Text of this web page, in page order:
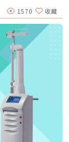
筋膜層。如果埋
可能觸及神經血管
以像建築師一樣精確
，解決蘋果肌與法令
的組織下垂。
消失的下顎線。當
材在吸收的過程
白。這意味著，當線
讓拉提效果具備更長
臉型都是獨一無二
規格（從長達 42.4
更有選擇的權利：
韌的FIX+ 進行固
，能協助鼻頭微
比如嘴角下垂或輕
感更細膩。這樣應
後表情自然度的要
最後，我想對每一
一個人」，而是找
線越多越好」的療
眼皮看似不夠對
到不對稱。主要原
個人都呈現完美對
終還是會呈現些微差
縫合過程有關，由
或者多條雙眼皮線。
重要的關鍵。• 雙
是手術過程縫合時不
落垂落的現象。建
的風險。• 雙眼皮
，但還是有機會發
避免失誤情形發
手術。• 雙眼皮褶
，以及縫線時不牢
理，可能引發的術
血或是出現組織液
，會引起細菌繁殖
每個人的體質不一
幾個月後逐漸淡
1570 收藏